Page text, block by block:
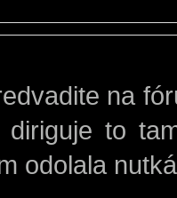
na
to
odolala